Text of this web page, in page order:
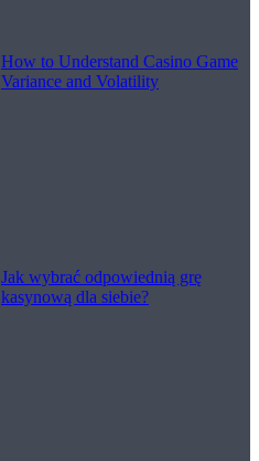
How to Understand Casino Game
Variance and Volatility
Jak wybrać odpowiednią grę
kasynową dla siebie?